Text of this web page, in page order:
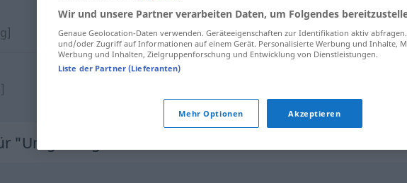
UmgebungMilieu
"Umgebung"
Wir und unsere Partner verarbeiten Daten, um Folgendes
Genaue Geolocation-Daten verwenden. Geräteeigenschaften zur Identifikation aktiv
und/oder Zugriff auf Informationen auf einem Gerät. Personalisierte Werbung und Inhalte,
Werbung und Inhalten, Zielgruppenforschung und Entwicklung von Dienstleistungen.
Liste der Partner (Lieferanten)
Mehr Optionen Akzeptieren